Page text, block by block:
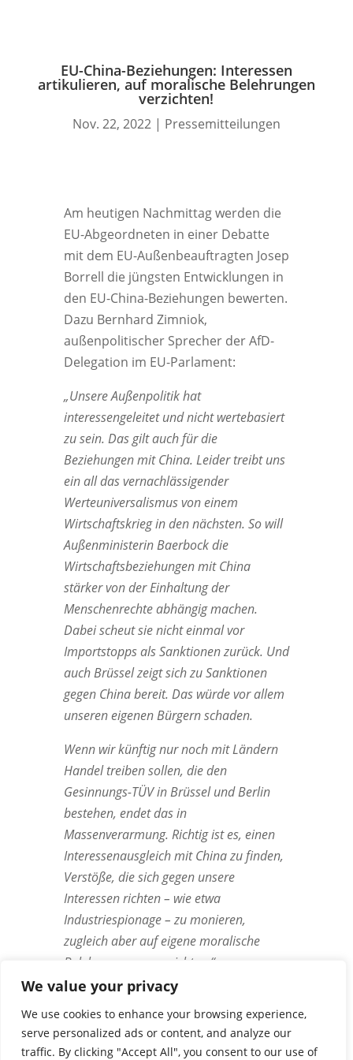
We value your privacy
We use cookies to enhance your browsing experience,
serve personalized ads or content, and analyze our
traffic. By clicking "Accept All", you consent to our use of
EU-China-Beziehungen: Interessen
artikulieren, auf moralische Belehrungen
verzichten!
Nov. 22, 2022| Pressemitteilungen
Am heutigen Nachmittag werden die
EU-Abgeordneten in einer Debatte
mit dem EU-Außenbeauftragten Josep
Borrell die jüngsten Entwicklungen in
den EU-China-Beziehungen bewerten.
Dazu Bernhard Zimniok,
außenpolitischer Sprecher der AfD-
Delegation im EU-Parlament:
„Unsere Außenpolitik hat
interessengeleitet und nicht wertebasiert
zu sein. Das gilt auch für die
Beziehungen mit China. Leider treibt uns
ein all das vernachlässigender
Werteuniversalismus von einem
Wirtschaftskrieg in den nächsten. So will
Außenministerin Baerbock die
Wirtschaftsbeziehungen mit China
stärker von der Einhaltung der
Menschenrechte abhängig machen.
Dabei scheut sie nicht einmal vor
Importstopps als Sanktionen zurück. Und
auch Brüssel zeigt sich zu Sanktionen
gegen China bereit. Das würde vor allem
unseren eigenen Bürgern schaden.
Wenn wir künftig nur noch mit Ländern
Handel treiben sollen, die den
Gesinnungs-TÜV in Brüssel und Berlin
bestehen, endet das in
Massenverarmung. Richtig ist es, einen
Interessenausgleich mit China zu finden,
Verstöße, die sich gegen unsere
Interessen richten – wie etwa
Industriespionage – zu monieren,
zugleich aber auf eigene moralische
Belehrungen zu verzichten.“